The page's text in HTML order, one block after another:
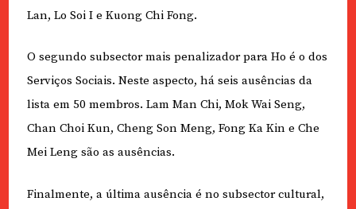
Lan, Lo Soi I e Kuong Chi Fong.
O segundo subsector mais penalizador para Ho é o dos
Serviços Sociais. Neste aspecto, há seis ausências da
lista em 50 membros. Lam Man Chi, Mok Wai Seng,
Chan Choi Kun, Cheng Son Meng, Fong Ka Kin e Che
Mei Leng são as ausências.
Finalmente, a última ausência é no subsector cultural,